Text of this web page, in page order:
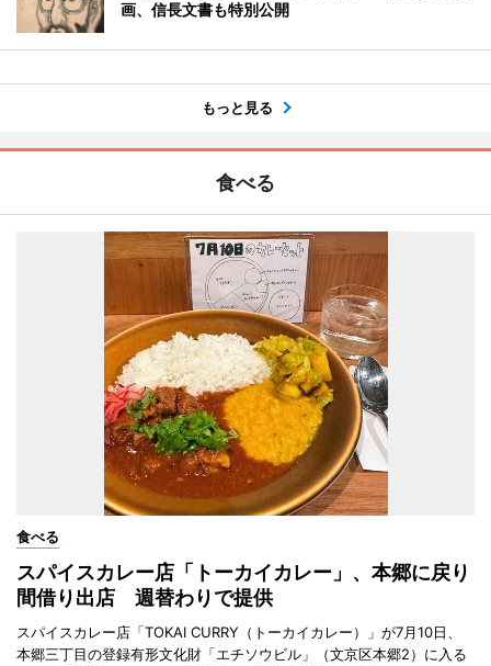
画、信長文書も特別公開
もっと見る
食べる
食べる
スパイスカレー店「トーカイカレー」、本郷に戻り
間借り出店 週替わりで提供
スパイスカレー店「TOKAI CURRY（トーカイカレー）」が7月10日、
本郷三丁目の登録有形文化財「エチソウビル」（文京区本郷2）に入る